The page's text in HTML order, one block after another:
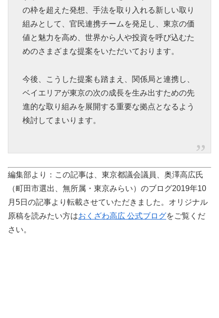
の枠を超えた発想、手法を取り入れる新しい取り
組みとして、官民連携チームを発足し、東京の価
値と魅力を高め、世界から人や投資を呼び込むた
めのさまざまな提案をいただいております。
今後、こうした提案も踏まえ、関係局と連携し、
ベイエリアが東京の次の成長を生み出すための先
進的な取り組みを展開する重要な拠点となるよう
検討してまいります。
編集部より：この記事は、東京都議会議員、奥澤高広氏
（町田市選出、無所属・東京みらい）のブログ2019年10
月5日の記事より転載させていただきました。オリジナル
原稿を読みたい方はおくざわ高広 公式ブログをご覧くだ
さい。